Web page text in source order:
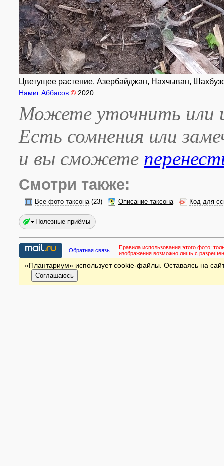
Цветущее растение. Азербайджан, Нахчыван,
Намиг Аббасов © 2020
Можете уточнить или
Есть сомнения или
и вы сможете
Смотри также:
Все фото таксона(23) Описание таксона Код для
Полезные приёмы
Обратная связь Правила использования этого фото:
изображения возможно лишь с
«Плантариум» использует cookie-файлы. Оставаясь на
Соглашаюсь